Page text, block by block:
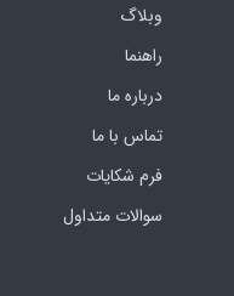
وبلاگ
راهنما
درباره ما
تماس با ما
فرم‌ شکایات
سوالات متداول